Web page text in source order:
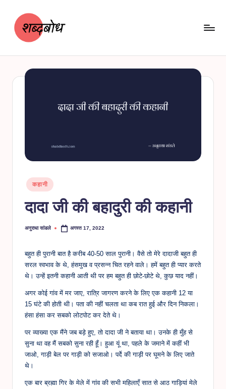
बो
Posted
in
कहानी
दादा जी की बहादुरी की कहानी
Posted
अनुराधा सांडले अगस्त 17, 2022
बहुत ही पुरानी बात है करीब 40-50 साल पुरानी। वैसे तो मेरे दादाजी बहुत ही
सरल स्वभाव के थे, हंसमुख व प्रसन्न चित रहने वाले। हमें बहुत ही प्यार करते
थे। उन्हें इतनी कहानी आती थी पर हम बहुत ही छोटे-छोटे थे, कुछ याद नहीं।
अगर कोई गांव में मर जाए, रात्रि जागरण करने के लिए एक कहानी 12 या
15 घंटे की होती थी। पता की नहीं चलता था कब रात हुई और दिन निकला।
हंसा हंसा कर सबको लोटपोट कर देते थे।
पर व्याख्या एक मैंने जब बड़े हुए, तो दादा जी ने बताया था। उनके ही मुँह से
सुना था वह मैं सबको सुना रही हूँ। हुआ यूं था, पहले के जमाने में कहीं भी
जाओ, गाड़ी बेल पर गाड़ी को सजाओ। पर्दे की गाड़ी पर घूमने के लिए जाते
थे।
एक बार ब्रह्मा गिर के मेले में गांव की सभी महिलाएँ सात से आठ गाड़ियां मेले